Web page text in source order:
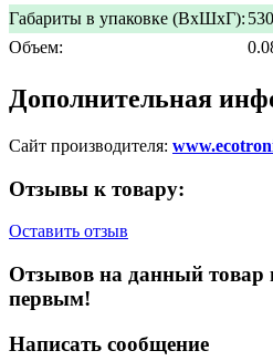
Габариты в упаковке (ВxШxГ):
Объем:
Дополнительная
Сайт производителя:
Отзывы к товару:
Оставить отзыв
Отзывов на данный товар
первым!
Написать сообщение